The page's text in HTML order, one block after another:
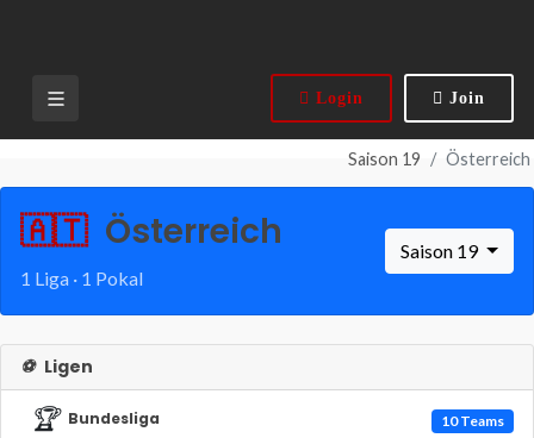
Login Join
Saison 19 Österreich
🇦🇹 Österreich
1 Liga · 1 Pokal
Saison 19
⚽ Ligen
🏆 Bundesliga 10 Teams